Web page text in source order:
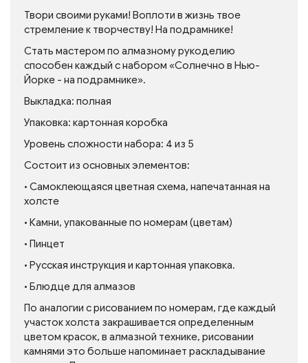
Твори своими руками! Воплоти в жизнь твое
стремление к творчеству! На подрамнике!
Стать мастером по алмазному рукоделию
способен каждый с набором «Солнечно в Нью-
Йорке - на подрамнике».
Выкладка: полная
Упаковка: картонная коробка
Уровень сложности набора: 4 из 5
Состоит из основных элементов:
• Самоклеющаяся цветная схема, напечатанная на
холсте
• Камни, упакованные по номерам (цветам)
• Пинцет
• Русская инструкция и картонная упаковка.
• Блюдце для алмазов
По аналогии с рисованием по номерам, где каждый
участок холста закрашивается определенным
цветом красок, в алмазной технике, рисовании
камнями это больше напоминает раскладывание